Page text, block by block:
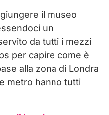
il museo
un
da tutti i mezzi
per capire come è
alla zona di Londra
metro hanno tutti